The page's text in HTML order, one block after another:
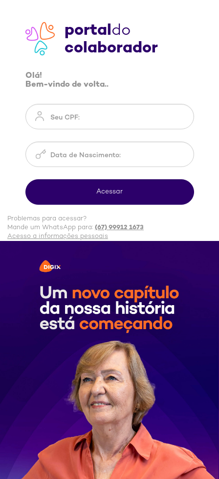
portaldo
colaborador
Olá!
Bem-vindo de volta..
Problemas para acessar?
Mande um WhatsApp para: (67) 99912 1673
Acesso a informações pessoais